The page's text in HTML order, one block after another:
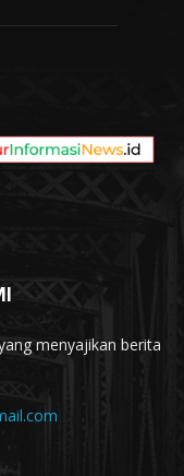
menyajikan berita